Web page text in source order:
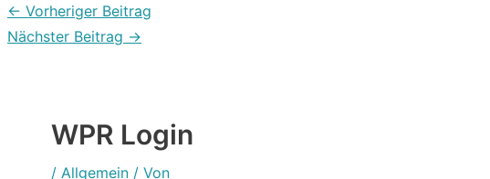
← Vorheriger Beitrag
Nächster Beitrag →
WPR Login
/ Allgemein / Von